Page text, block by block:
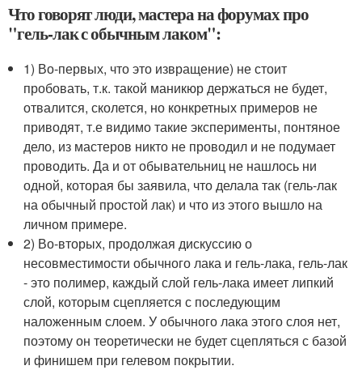
Что говорят люди, мастера на форумах про
"гель-лак с обычным лаком":
1) Во-первых, что это извращение) не стоит
пробовать, т.к. такой маникюр держаться не будет,
отвалится, сколется, но конкретных примеров не
приводят, т.е видимо такие эксперименты, понтяное
дело, из мастеров никто не проводил и не подумает
проводить. Да и от обывательниц не нашлось ни
одной, которая бы заявила, что делала так (гель-лак
на обычный простой лак) и что из этого вышло на
личном примере.
2) Во-вторых, продолжая дискуссию о
несовместимости обычного лака и гель-лака, гель-лак
- это полимер, каждый слой гель-лака имеет липкий
слой, которым сцепляется с последующим
наложенным слоем. У обычного лака этого слоя нет,
поэтому он теоретически не будет сцепляться с базой
и финишем при гелевом покрытии.